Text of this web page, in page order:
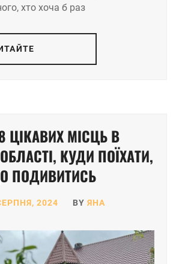
хто хоча б раз
ЦІКАВИХ МІСЦЬ В
КУДИ ПОЇХАТИ,
ПОДИВИТИСЬ
2024 BY ЯНА